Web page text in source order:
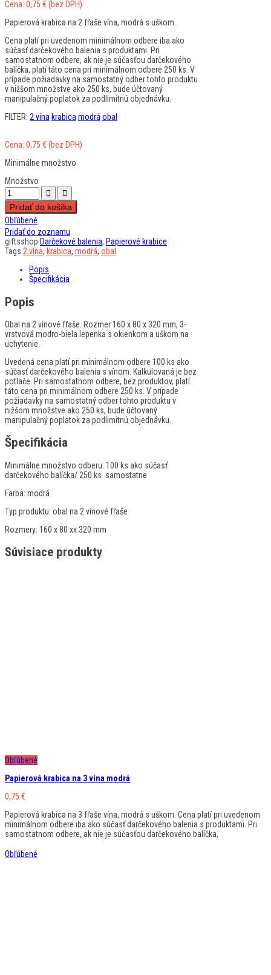
Cena: 0,75 €(bez DPH)
Papierová krabica na 2 fľaše vína, modrá s uškom.
Cena platí pri uvedenom minimálnom odbere iba ako
súčasť darčekového balenia s produktami. Pri
samostatnom odbere, ak nie je súčasťou darčekového
balíčka, platí táto cena pri minimálnom odbere 250 ks. V
prípade požiadavky na samostatný odber tohto produktu
v nižšom množstve ako 250 ks, bude účtovaný
manipulačný poplatok za podlimitnú objednávku.
FILTER: 2 vína krabica modrá obal
Cena: 0,75 €(bez DPH)
Minimálne množstvo
Množstvo
Pridať do košíka
Obľúbené
Pridať do zoznamu
giftsshop Darčekové balenia, Papierové krabice
Tags:2 vína, krabica, modrá, obal
Popis
Špecifikácia
Popis
Obal na 2 vínové fľaše. Rozmer 160 x 80 x 320 mm, 3-
vrstvová modro-biela lepenka s okienkom a uškom na
uchytenie.
Uvedená cena platí pri minimálnom odbere 100 ks ako
súčasť darčekového balenia s vínom. Kalkulovaná je bez
potlače. Pri samostatnom odbere, bez produktov, platí
táto cena pri minimálnom odbere 250 ks. V prípade
požiadavky na samostatný odber tohto produktu v
nižšom množstve ako 250 ks, bude účtovaný
manipulačný poplatok za podlimitnú objednávku.
Špecifikácia
Minimálne množstvo odberu: 100 ks ako súčasť
darčekového balíčka/ 250 ks samostatne
Farba: modrá
Typ produktu: obal na 2 vínové fľaše
Rozmery: 160 x 80 xx 320 mm
Súvisiace produkty
Obľúbené
Papierová krabica na 3 vína modrá
0,75 €
Papierová krabica na 3 fľaše vína, modrá s uškom. Cena platí pri uvedenom
minimálnom odbere iba ako súčasť darčekového balenia s produktami. Pri
samostatnom odbere, ak nie je súčasťou darčekového balíčka,
Obľúbené